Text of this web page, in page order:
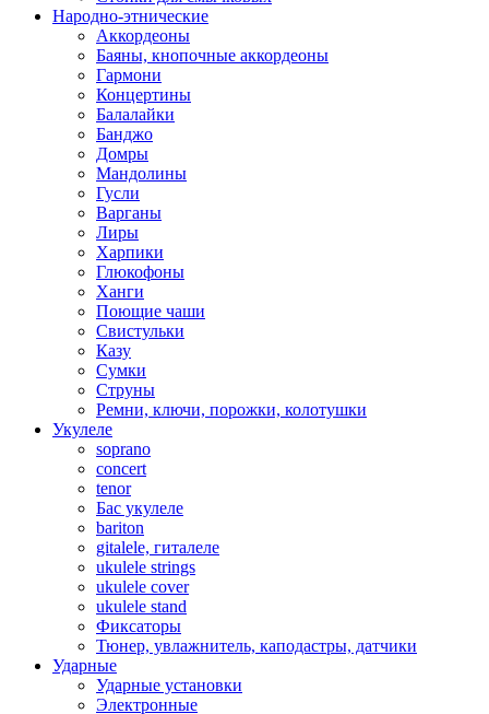
Народно-этнические
Аккордеоны
Баяны, кнопочные аккордеоны
Гармони
Концертины
Балалайки
Банджо
Домры
Мандолины
Гусли
Варганы
Лиры
Харпики
Глюкофоны
Ханги
Поющие чаши
Свистульки
Казу
Сумки
Струны
Ремни, ключи, порожки, колотушки
Укулеле
soprano
concert
tenor
Бас укулеле
bariton
gitalele, гиталеле
ukulele strings
ukulele cover
ukulele stand
Фиксаторы
Тюнер, увлажнитель, каподастры, датчики
Ударные
Ударные установки
Электронные